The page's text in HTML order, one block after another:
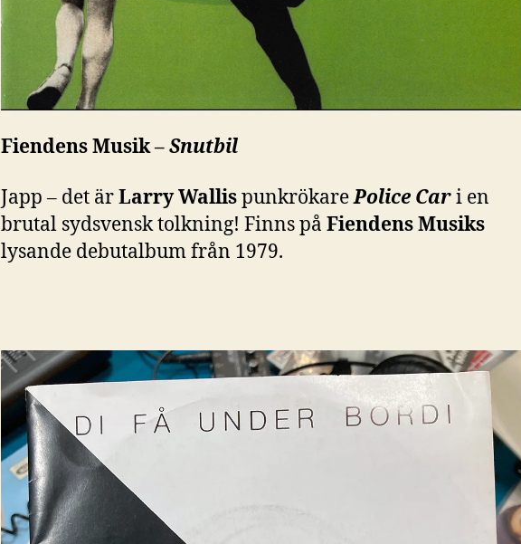
Fiendens Musik –Snutbil
Japp – det ärLarry WallispunkrökarePolice Cari en
brutal sydsvensk tolkning! Finns på Fiendens Musiks
lysande debutalbum från 1979.